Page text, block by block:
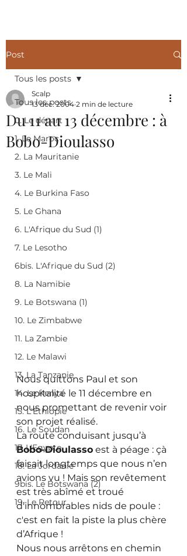
Post
Tous les posts
0. Le départ
1. Le Maroc
2. La Mauritanie
3. Le Mali
4. Le Burkina Faso
5. Le Ghana
6. L'Afrique du Sud (1)
7. Le Lesotho
6bis. L'Afrique du Sud (2)
8. La Namibie
9. Le Botswana (1)
10. Le Zimbabwe
11. La Zambie
12. Le Malawi
13. La Tanzanie
14. Le Kenya
15. L'Ethiopie
16. Le Soudan
17. L'Egypte
18. La Jordanie
9bis. Le Botswana (2)
19. Le Retour
Tous les posts
Du 11 au 13 décembre : à
Bobo-Dioulasso
Scalp
13 déc. 2004 2 min de lecture
Nous quittons Paul et son
hospitalité le 11 décembre en
nous promettant de revenir voir
son projet réalisé.
La route conduisant jusqu’à
Bobo-Dioulasso est à péage : çà
faisait longtemps que nous n’en
avions vu ! Mais son revêtement
est très abîmé et troué
d’innombrables nids de poule :
c'est en fait la piste la plus chère
d’Afrique !
Nous nous arrêtons en chemin